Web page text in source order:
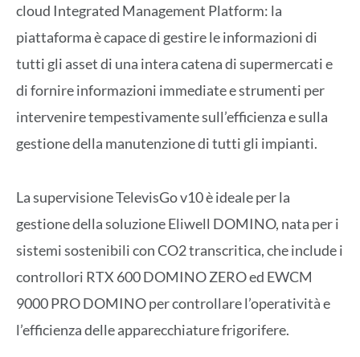
cloud Integrated Management Platform: la
piattaforma è capace di gestire le informazioni di
tutti gli asset di una intera catena di supermercati e
di fornire informazioni immediate e strumenti per
intervenire tempestivamente sull’efficienza e sulla
gestione della manutenzione di tutti gli impianti.
La supervisione TelevisGo v10 è ideale per la
gestione della soluzione Eliwell DOMINO, nata per i
sistemi sostenibili con CO2 transcritica, che include i
controllori RTX 600 DOMINO ZERO ed EWCM
9000 PRO DOMINO per controllare l’operatività e
l’efficienza delle apparecchiature frigorifere.